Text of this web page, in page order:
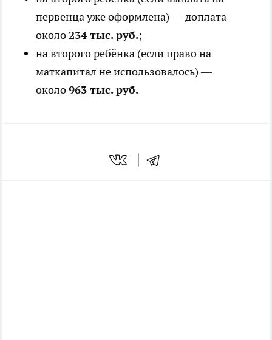
первенца уже оформлена) — доплата
около234 тыс. руб.;
на второго ребёнка (если право на
маткапитал не использовалось) —
около963 тыс. руб.